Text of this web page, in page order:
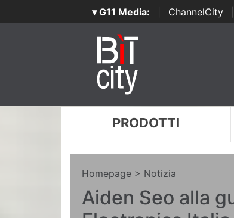
▾ G11 Media: ChannelCity
PRODOTTI
Homepage > Notizia
Aiden Seo alla